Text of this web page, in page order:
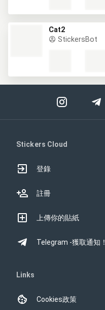
Cat2
StickersBot
Stickers Cloud
登錄
註冊
上傳你的貼紙
Telegram -獲取通知！
Links
Cookies政策